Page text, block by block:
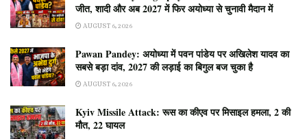
जीत, शादी और अब 2027 में फिर अयोध्या से चुनावी मैदान में
AUGUST 6, 2026
Pawan Pandey: अयोध्या में पवन पांडेय पर अखिलेश यादव का
सबसे बड़ा दांव, 2027 की लड़ाई का बिगुल बज चुका है
AUGUST 6, 2026
Kyiv Missile Attack: रूस का कीएव पर मिसाइल हमला, 2 की
मौत, 22 घायल